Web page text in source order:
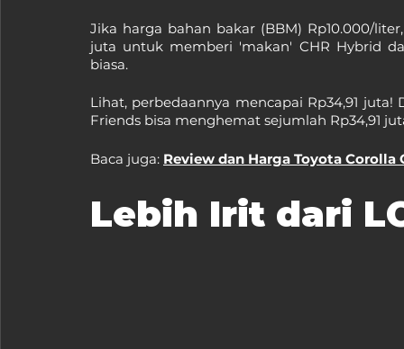
Jika harga bahan bakar (BBM) Rp10.000/
juta untuk memberi 'makan' CHR Hybrid
biasa.
Lihat, perbedaannya mencapai Rp34,91
Friends bisa menghemat sejumlah Rp34,91
Baca juga: Review dan Harga Toyota
Lebih Irit dari